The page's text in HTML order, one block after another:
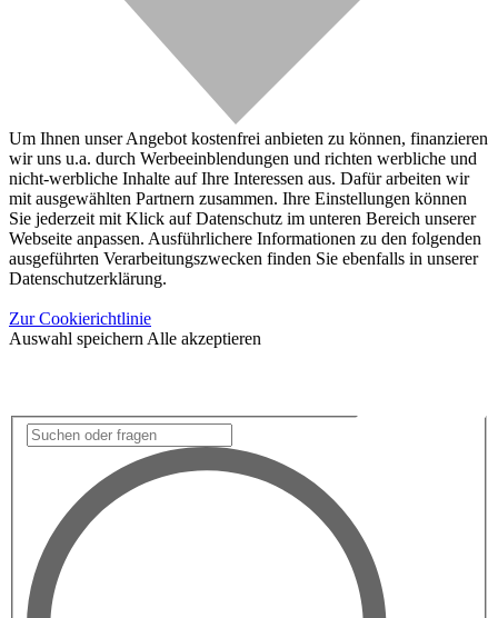
Um Ihnen unser Angebot kostenfrei anbieten zu können, finanzieren
wir uns u.a. durch Werbeeinblendungen und richten werbliche und
nicht-werbliche Inhalte auf Ihre Interessen aus. Dafür arbeiten wir
mit ausgewählten Partnern zusammen. Ihre Einstellungen können
Sie jederzeit mit Klick auf Datenschutz im unteren Bereich unserer
Webseite anpassen. Ausführlichere Informationen zu den folgenden
ausgeführten Verarbeitungszwecken finden Sie ebenfalls in unserer
Datenschutzerklärung.
Zur Cookierichtlinie
Auswahl speichern Alle akzeptieren